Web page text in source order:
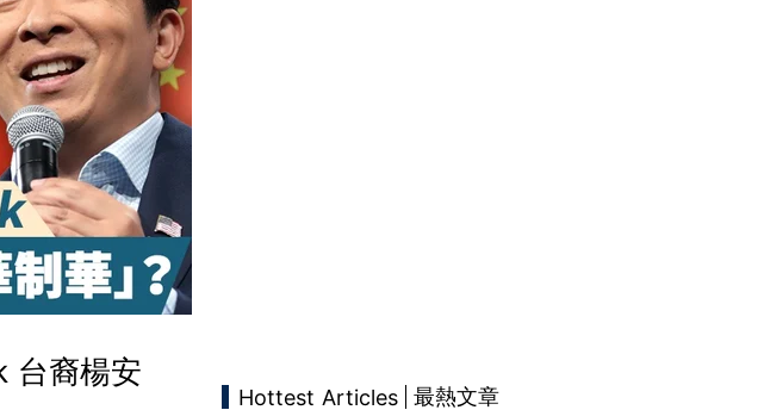
台裔楊安
Hottest Articles 最熱文章